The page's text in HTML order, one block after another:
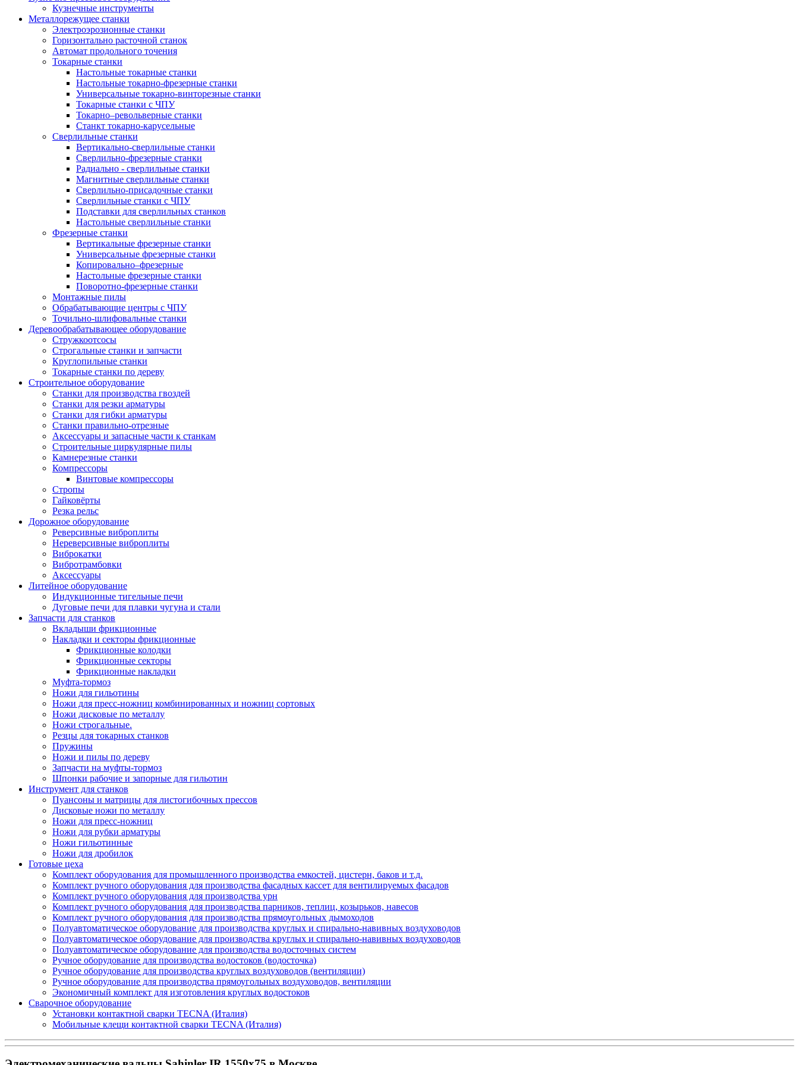
Кузнечные инструменты
Металлорежущее станки
Электроэрозионные станки
Горизонтально расточной станок
Автомат продольного точения
Токарные станки
Настольные токарные станки
Настольные токарно-фрезерные станки
Универсальные токарно-винторезные станки
Токарные станки с ЧПУ
Токарно–револьверные станки
Станкт токарно-карусельные
Сверлильные станки
Вертикально-сверлильные станки
Сверлильно-фрезерные станки
Радиально - сверлильные станки
Магнитные сверлильные станки
Сверлильно-присадочные станки
Сверлильные станки с ЧПУ
Подставки для сверлильных станков
Настольные сверлильные станки
Фрезерные станки
Вертикальные фрезерные станки
Универсальные фрезерные станки
Копировально–фрезерные
Настольные фрезерные станки
Поворотно-фрезерные станки
Монтажные пилы
Обрабатывающие центры с ЧПУ
Точильно-шлифовальные станки
Деревообрабатывающее оборудование
Стружкоотсосы
Строгальные станки и запчасти
Круглопильные станки
Токарные станки по дереву
Строительное оборудование
Станки для производства гвоздей
Станки для резки арматуры
Станки для гибки арматуры
Станки правильно-отрезные
Аксессуары и запасные части к станкам
Строительные циркулярные пилы
Камнерезные станки
Компрессоры
Винтовые компрессоры
Стропы
Гайковёрты
Резка рельс
Дорожное оборудование
Реверсивные виброплиты
Нереверсивные виброплиты
Виброкатки
Вибротрамбовки
Аксессуары
Литейное оборудование
Индукционные тигельные печи
Дуговые печи для плавки чугуна и стали
Запчасти для станков
Вкладыши фрикционные
Накладки и секторы фрикционные
Фрикционные колодки
Фрикционные секторы
Фрикционные накладки
Муфта-тормоз
Ножи для гильотины
Ножи для пресс-ножниц комбинированных и ножниц сортовых
Ножи дисковые по металлу
Ножи строгальные.
Резцы для токарных станков
Пружины
Ножи и пилы по дереву
Запчасти на муфты-тормоз
Шпонки рабочие и запорные для гильотин
Инструмент для станков
Пуансоны и матрицы для листогибочных прессов
Дисковые ножи по металлу
Ножи для пресс-ножниц
Ножи для рубки арматуры
Ножи гильотинные
Ножи для дробилок
Готовые цеха
Комплект оборудования для промышленного производства емкостей, цистерн, баков и т.д.
Комплект ручного оборудования для производства фасадных кассет для вентилируемых фасадов
Комплект ручного оборудования для производства урн
Комплект ручного оборудования для производства парников, теплиц, козырьков, навесов
Комплект ручного оборудования для производства прямоугольных дымоходов
Полуавтоматическое оборудование для производства круглых и спирально-навивных воздуховодов
Полуавтоматическое оборудование для производства круглых и спирально-навивных воздуховодов
Полуавтоматическое оборудование для производства водосточных систем
Ручное оборудование для производства водостоков (водосточка)
Ручное оборудование для производства круглых воздуховодов (вентиляции)
Ручное оборудование для производства прямоугольных воздуховодов, вентиляции
Экономичный комплект для изготовления круглых водостоков
Сварочное оборудование
Установки контактной сварки TECNA (Италия)
Мобильные клещи контактной сварки TECNA (Италия)